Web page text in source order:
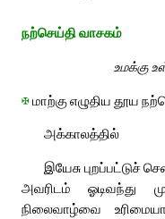
நற்செய்தி வாசகம்
உமக்கு
✠மாற்கு எழுதிய தூய
அக்காலத்தில்
இயேசு புறப்பட்டுச்
அவரிடம் ஓடிவந்து
நிலைவாழ்வை